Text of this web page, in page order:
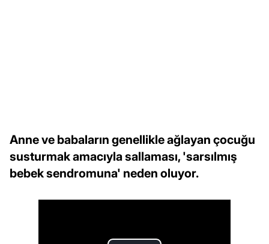
Anne ve babaların genellikle ağlayan çocuğu
susturmak amacıyla sallaması, 'sarsılmış
bebek sendromuna' neden oluyor.